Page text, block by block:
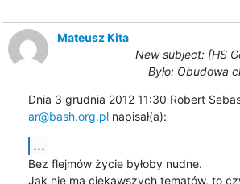
Mateusz Kita
New subject: [HS
Było: Obudowa
ar@bash.org.pl napisał(a):
...
Bez flejmów życie byłoby nudne.
Jak nie ma ciekawszych tematów, to